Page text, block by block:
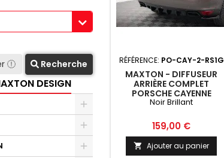
Recherche
DESIGN
RÉFÉRENCE: PO-CAY-2-RS1G
MAXTON - DIFFUSEUR
ARRIÈRE COMPLET
PORSCHE CAYENNE
TURBO / STANDARD MK2
Noir Brillant
Prix
159,00 €
 Ajouter au panier